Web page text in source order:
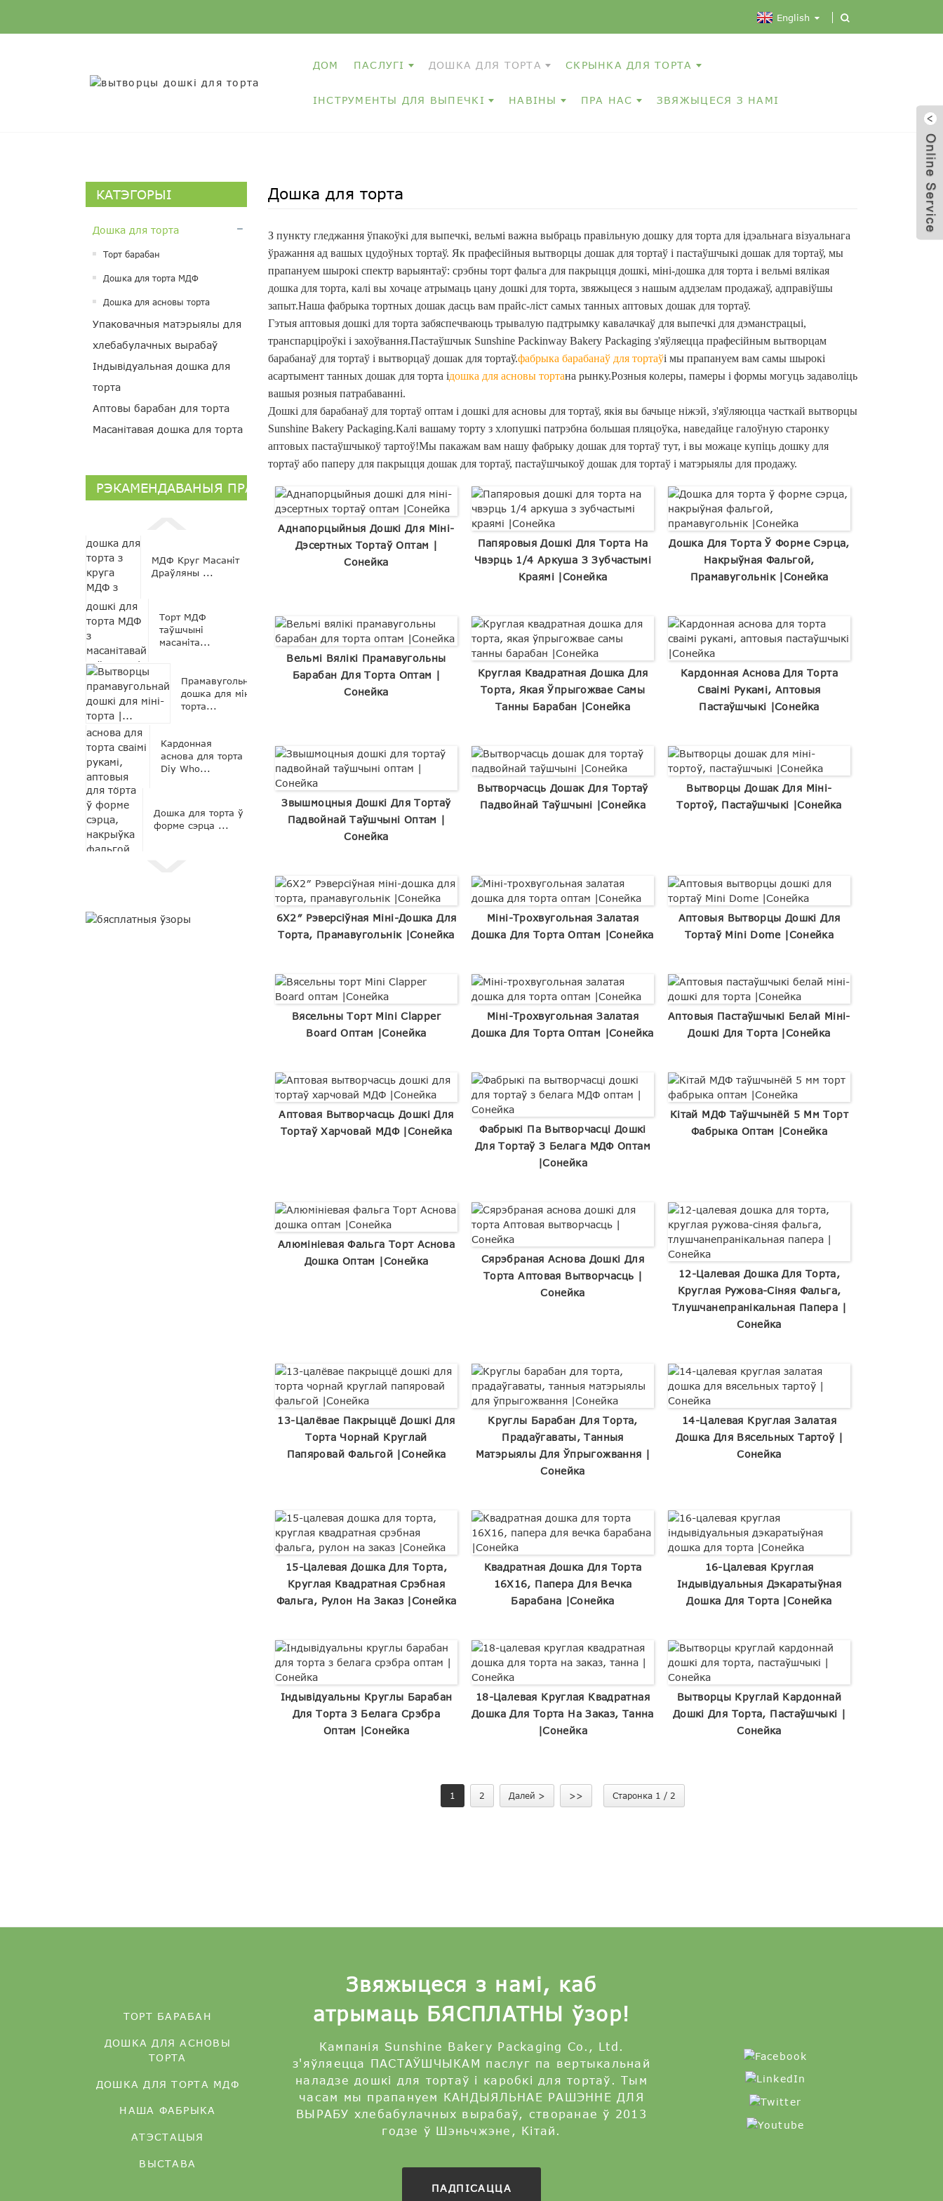
English
ДОМ ПАСЛУГІ ДОШКА ДЛЯ ТОРТА СКРЫНКА ДЛЯ ТОРТА
ІНСТРУМЕНТЫ ДЛЯ ВЫПЕЧКІ НАВІНЫ ПРА НАС ЗВЯЖЫЦЕСЯ З НАМІ
КАТЭГОРЫІ
Дошка для торта
Торт барабан
Дошка для торта МДФ
Дошка для асновы торта
Упаковачныя матэрыялы для
хлебабулачных вырабаў
Індывідуальная дошка для
торта
Аптовы барабан для торта
Масанітавая дошка для торта
РЭКАМЕНДАВАНЫЯ ПРАДУКТЫ
МДФ Круг Масаніт
Драўляны ...
Торт МДФ
таўшчыні
масаніта...
Прамавугольная
дошка для міні-
торта...
Кардонная
аснова для торта
Diy Who...
Дошка для торта ў
форме сэрца ...
Дошка для торта
З пункту гледжання ўпакоўкі для выпечкі, вельмі важна выбраць правільную дошку для торта для ідэальнага візуальнага
ўражання ад вашых цудоўных тортаў. Як прафесійныя вытворцы дошак для тортаў і пастаўшчыкі дошак для тортаў, мы
прапануем шырокі спектр варыянтаў: срэбны торт фальга для пакрыцця дошкі, міні-дошка для торта і вельмі вялікая
дошка для торта, калі вы хочаце атрымаць цану дошкі для торта, звяжыцеся з нашым аддзелам продажаў, адправіўшы
запыт.Наша фабрыка тортных дошак дасць вам прайс-ліст самых танных аптовых дошак для тортаў.
Гэтыя аптовыя дошкі для торта забяспечваюць трывалую падтрымку кавалачкаў для выпечкі для дэманстрацыі,
транспарціроўкі і захоўвання.Пастаўшчык Sunshine Packinway Bakery Packaging з'яўляецца прафесійным вытворцам
барабанаў для тортаў і вытворцаў дошак для тортаў.фабрыка барабанаў для тортаўі мы прапануем вам самы шырокі
асартымент танных дошак для торта ідошка для асновы тортана рынку.Розныя колеры, памеры і формы могуць задаволіць
вашыя розныя патрабаванні.
Дошкі для барабанаў для тортаў оптам і дошкі для асновы для тортаў, якія вы бачыце ніжэй, з'яўляюцца часткай вытворцы
Sunshine Bakery Packaging.Калі вашаму торту з хлопушкі патрэбна большая пляцоўка, наведайце галоўную старонку
аптовых пастаўшчыкоў тартоў!Мы пакажам вам нашу фабрыку дошак для тортаў тут, і вы можаце купіць дошку для
тортаў або паперу для пакрыцця дошак для тортаў, пастаўшчыкоў дошак для тортаў і матэрыялы для продажу.
Аднапорцыйныя Дошкі Для Міні-
Дэсертных Тортаў Оптам |
Сонейка
Папяровыя Дошкі Для Торта На
Чвэрць 1/4 Аркуша З Зубчастымі
Краямі |Сонейка
Дошка Для Торта Ў Форме Сэрца,
Накрыўная Фальгой,
Прамавугольнік |Сонейка
Вельмі Вялікі Прамавугольны
Барабан Для Торта Оптам |
Сонейка
Круглая Квадратная Дошка Для
Торта, Якая Ўпрыгожвае Самы
Танны Барабан |Сонейка
Кардонная Аснова Для Торта
Сваімі Рукамі, Аптовыя
Пастаўшчыкі |Сонейка
Звышмоцныя Дошкі Для Тортаў
Падвойнай Таўшчыні Оптам |
Сонейка
Вытворчасць Дошак Для Тортаў
Падвойнай Таўшчыні |Сонейка
Вытворцы Дошак Для Міні-
Тортоў, Пастаўшчыкі |Сонейка
6X2″ Рэверсіўная Міні-Дошка Для
Торта, Прамавугольнік |Сонейка
Міні-Трохвугольная Залатая
Дошка Для Торта Оптам |Сонейка
Аптовыя Вытворцы Дошкі Для
Тортаў Mini Dome |Сонейка
Вясельны Торт Mini Clapper
Board Оптам |Сонейка
Міні-Трохвугольная Залатая
Дошка Для Торта Оптам |Сонейка
Аптовыя Пастаўшчыкі Белай Міні-
Дошкі Для Торта |Сонейка
Аптовая Вытворчасць Дошкі Для
Тортаў Харчовай МДФ |Сонейка
Фабрыкі Па Вытворчасці Дошкі
Для Тортаў З Белага МДФ Оптам
|Сонейка
Кітай МДФ Таўшчынёй 5 Мм Торт
Фабрыка Оптам |Сонейка
Алюмініевая Фальга Торт Аснова
Дошка Оптам |Сонейка
Сярэбраная Аснова Дошкі Для
Торта Аптовая Вытворчасць |
Сонейка
12-Цалевая Дошка Для Торта,
Круглая Ружова-Сіняя Фальга,
Тлушчанепранікальная Папера |
Сонейка
13-Цалёвае Пакрыццё Дошкі Для
Торта Чорнай Круглай
Папяровай Фальгой |Сонейка
Круглы Барабан Для Торта,
Прадаўгаваты, Танныя
Матэрыялы Для Ўпрыгожвання |
Сонейка
14-Цалевая Круглая Залатая
Дошка Для Вясельных Тартоў |
Сонейка
15-Цалевая Дошка Для Торта,
Круглая Квадратная Срэбная
Фальга, Рулон На Заказ |Сонейка
Квадратная Дошка Для Торта
16X16, Папера Для Вечка
Барабана |Сонейка
16-Цалевая Круглая
Індывідуальныя Дэкаратыўная
Дошка Для Торта |Сонейка
Індывідуальны Круглы Барабан
Для Торта З Белага Срэбра
Оптам |Сонейка
18-Цалевая Круглая Квадратная
Дошка Для Торта На Заказ, Танна
|Сонейка
Вытворцы Круглай Кардоннай
Дошкі Для Торта, Пастаўшчыкі |
Сонейка
1 2 Далей > >> Старонка 1 / 2
ТОРТ БАРАБАН
ДОШКА ДЛЯ АСНОВЫ
ТОРТА
ДОШКА ДЛЯ ТОРТА МДФ
НАША ФАБРЫКА
АТЭСТАЦЫЯ
ВЫСТАВА
Звяжыцеся з намі, каб
атрымаць БЯСПЛАТНЫ ўзор!
Кампанія Sunshine Bakery Packaging Co., Ltd.
з'яўляецца ПАСТАЎШЧЫКАМ паслуг па вертыкальнай
наладзе дошкі для тортаў і каробкі для тортаў. Тым
часам мы прапануем КАНДЫЯЛЬНАЕ РАШЭННЕ ДЛЯ
ВЫРАБУ хлебабулачных вырабаў, створанае ў 2013
годзе ў Шэньчжэне, Кітай.
ПАДПІСАЦЦА